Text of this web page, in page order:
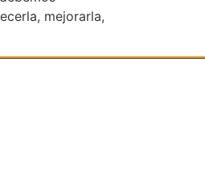
mejorarla,